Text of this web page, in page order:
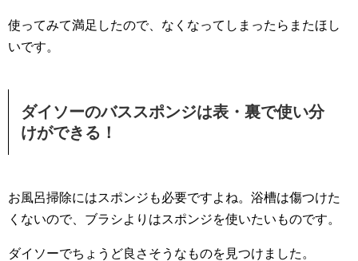
使ってみて満足したので、なくなってしまったらまたほし
いです。
ダイソーのバススポンジは表・裏で使い分
けができる！
お風呂掃除にはスポンジも必要ですよね。浴槽は傷つけた
くないので、ブラシよりはスポンジを使いたいものです。
ダイソーでちょうど良さそうなものを見つけました。